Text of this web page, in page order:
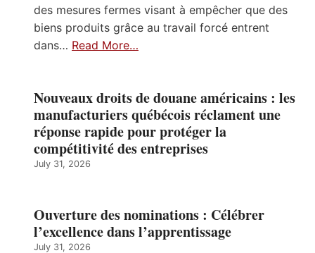
des mesures fermes visant à empêcher que des
biens produits grâce au travail forcé entrent
dans… Read More…
Nouveaux droits de douane américains : les
manufacturiers québécois réclament une
réponse rapide pour protéger la
compétitivité des entreprises
July 31, 2026
Ouverture des nominations : Célébrer
l’excellence dans l’apprentissage
July 31, 2026